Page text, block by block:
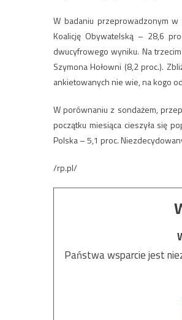
W badaniu przeprowadzonym
Koalicję Obywatelską – 28,6
dwucyfrowego wyniku. Na
Szymona Hołowni (8,2 proc.).
ankietowanych nie wie, na kogo
W porównaniu z sondażem,
początku miesiąca cieszyła się
Polska – 5,1 proc.
/rp.pl/
Państwa wsparcie jest